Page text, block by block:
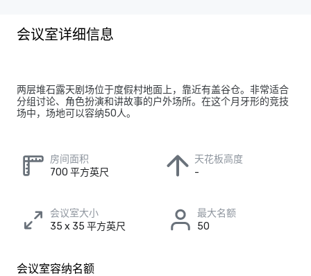
会议室详细信息
两层堆石露天剧场位于度假村地面上，靠近有盖谷仓。非常适合
分组讨论、角色扮演和讲故事的户外场所。在这个月牙形的竞技
场中，场地可以容纳50人。
房间面积
700 平方英尺
天花板高度
-
会议室大小
35 x 35 平方英尺
最大名额
50
会议室容纳名额